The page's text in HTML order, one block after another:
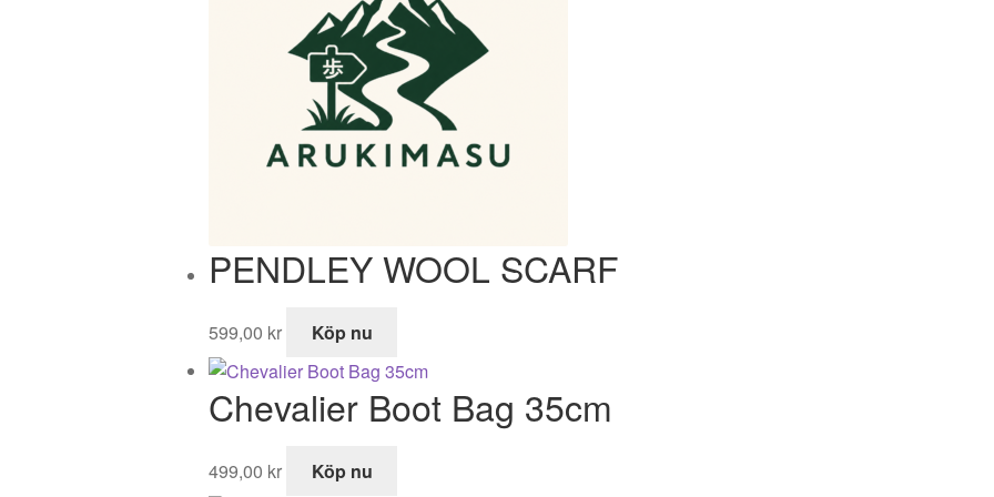
PENDLEY WOOL SCARF
599,00 kr Köp nu
Chevalier Boot Bag 35cm
499,00 kr Köp nu